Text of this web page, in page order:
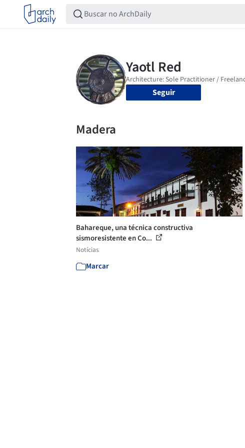
Seguir
Madera
Bahareque, una técnica constructiva
sismoresistente en Co...
Notícias
Marcar